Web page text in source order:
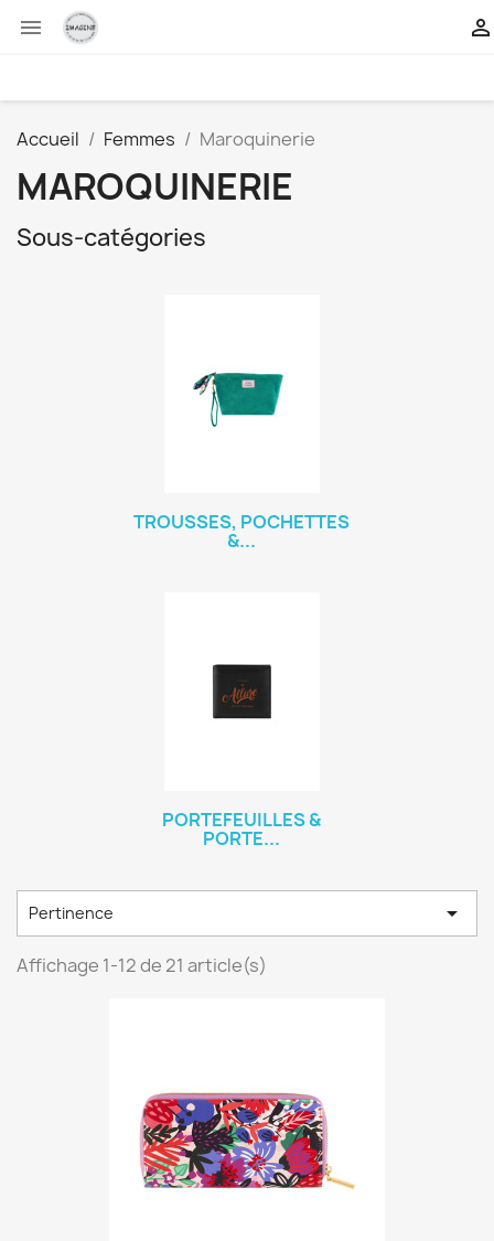
 
Accueil Femmes Maroquinerie
MAROQUINERIE
Sous-catégories
TROUSSES, POCHETTES
&...
PORTEFEUILLES &
PORTE...
Pertinence 
Affichage 1-12 de 21 article(s)